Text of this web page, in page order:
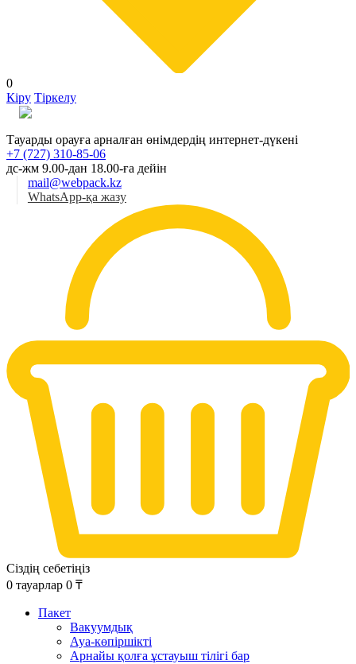
0
Кіру Тіркелу
Тауарды орауға арналған өнімдердің интернет-дүкені
+7 (727) 310-85-06
дс-жм 9.00-дан 18.00-ға дейін
mail@webpack.kz
WhatsApp-қа жазу
Сіздің себетіңіз
0 тауарлар 0 ₸
Пакет
Вакуумдық
Ауа-көпіршікті
Арнайы қолға ұстауыш тілігі бар